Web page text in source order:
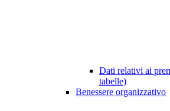
Dati relativi ai
tabelle)
Benessere organizzativo